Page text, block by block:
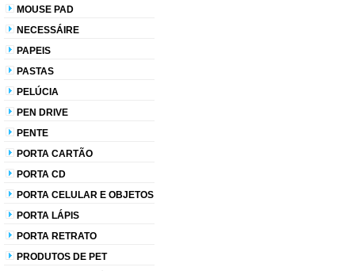
MOUSE PAD
NECESSÁIRE
PAPEIS
PASTAS
PELÚCIA
PEN DRIVE
PENTE
PORTA CARTÃO
PORTA CD
PORTA CELULAR E OBJETOS
PORTA LÁPIS
PORTA RETRATO
PRODUTOS DE PET